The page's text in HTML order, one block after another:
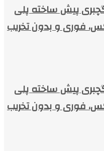
گچبری پیش ساخته پلی
فوری و بدون تخریب
گچبری پیش ساخته پلی
فوری و بدون تخریب